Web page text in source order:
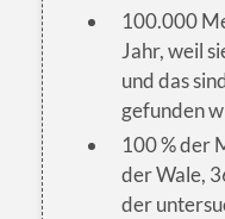
100.000
Jahr, weil
und das
gefunden
100 % der
der Wale,
der